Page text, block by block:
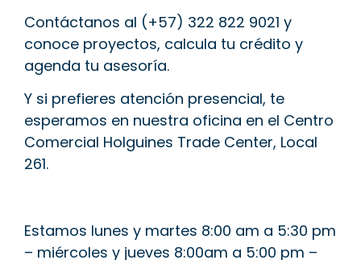
Contáctanos al (+57) 322 822 9021 y
conoce proyectos, calcula tu crédito y
agenda tu asesoría.
Y si prefieres atención presencial, te
esperamos en nuestra oficina en el Centro
Comercial Holguines Trade Center, Local
261.
Estamos lunes y martes 8:00 am a 5:30 pm
– miércoles y jueves 8:00am a 5:00 pm –